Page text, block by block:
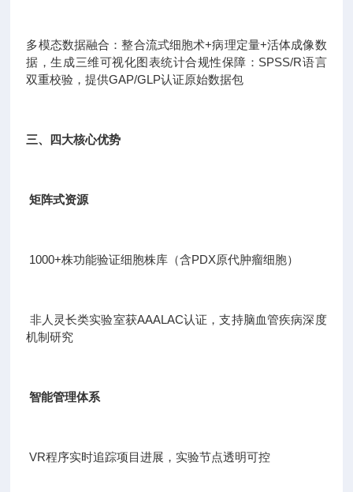
多模态数据融合：整合流式细胞术+病理定量+活体成像数
据，生成三维可视化图表统计合规性保障：SPSS/R语言
双重校验，提供GAP/GLP认证原始数据包
三、四大核心优势
矩阵式资源
1000+株功能验证细胞株库（含PDX原代肿瘤细胞）
非人灵长类实验室获AAALAC认证，支持脑血管疾病深度
机制研究
智能管理体系
VR程序实时追踪项目进展，实验节点透明可控